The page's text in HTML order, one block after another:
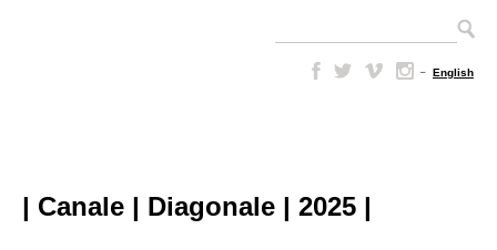
– English
| Canale | Diagonale | 2025 |